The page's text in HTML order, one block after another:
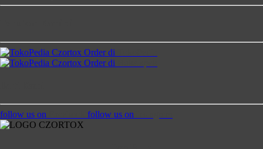
Order di
Order di
follow us on follow us on